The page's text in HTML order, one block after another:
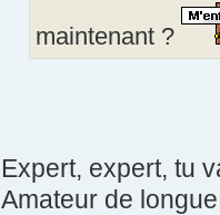
maintenant ?
Expert, expert, tu
Amateur de